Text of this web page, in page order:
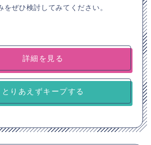
をぜひ検討してみてください。
詳細を見る
とりあえずキープする